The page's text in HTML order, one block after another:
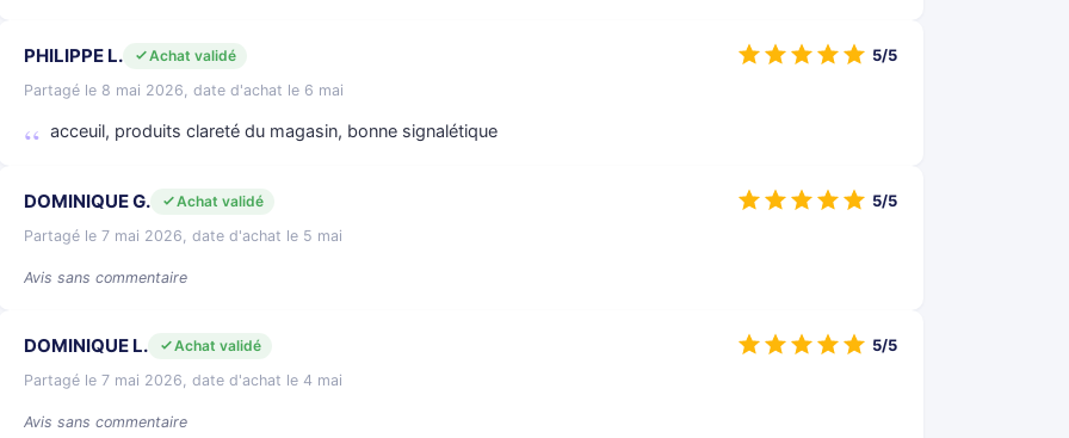
PHILIPPE L.
Achat validé
Partagé le 8 mai 2026, date d'achat le 6 mai
acceuil, produits clareté du magasin, bonne signalétique
5/5
DOMINIQUE G.
Achat validé
Partagé le 7 mai 2026, date d'achat le 5 mai
Avis sans commentaire
5/5
DOMINIQUE L.
Achat validé
Partagé le 7 mai 2026, date d'achat le 4 mai
Avis sans commentaire
5/5